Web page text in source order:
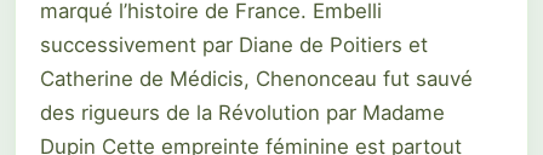
marqué l’histoire de France. Embelli
successivement par Diane de Poitiers et
Catherine de Médicis, Chenonceau fut sauvé
des rigueurs de la Révolution par Madame
Dupin Cette empreinte féminine est partout